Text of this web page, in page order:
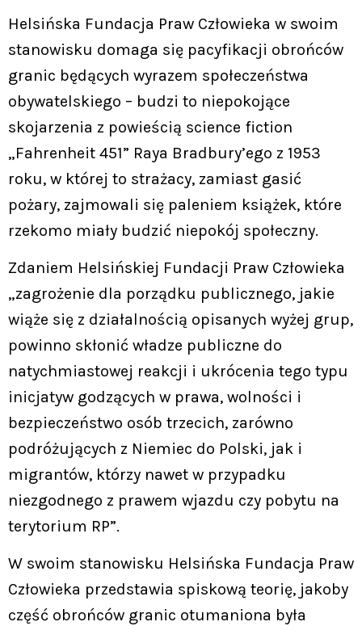
Helsińska Fundacja Praw Człowieka w swoim
stanowisku domaga się pacyfikacji obrońców
granic będących wyrazem społeczeństwa
obywatelskiego – budzi to niepokojące
skojarzenia z powieścią science fiction
„Fahrenheit 451” Raya Bradbury’ego z 1953
roku, w której to strażacy, zamiast gasić
pożary, zajmowali się paleniem książek, które
rzekomo miały budzić niepokój społeczny.
Zdaniem Helsińskiej Fundacji Praw Człowieka
„zagrożenie dla porządku publicznego, jakie
wiąże się z działalnością opisanych wyżej grup,
powinno skłonić władze publiczne do
natychmiastowej reakcji i ukrócenia tego typu
inicjatyw godzących w prawa, wolności i
bezpieczeństwo osób trzecich, zarówno
podróżujących z Niemiec do Polski, jak i
migrantów, którzy nawet w przypadku
niezgodnego z prawem wjazdu czy pobytu na
terytorium RP”.
W swoim stanowisku Helsińska Fundacja Praw
Człowieka przedstawia spiskową teorię, jakoby
część obrońców granic otumaniona była